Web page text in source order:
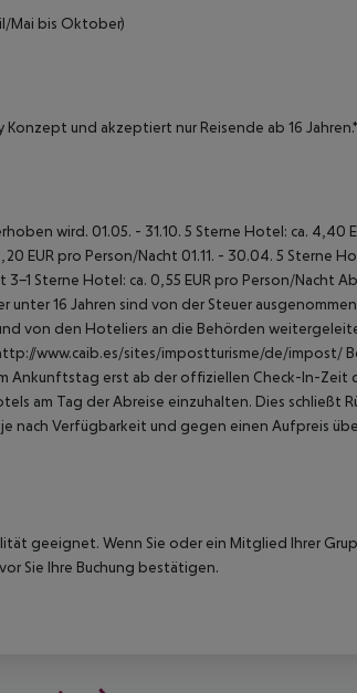
Mai bis Oktober)
und akzeptiert nur Reisende ab 16
wird. 01.05. - 31.10. 5 Sterne Hotel: ca. 4,40
EUR pro Person/Nacht 01.11. - 30.04. 5 Sterne
1 Sterne Hotel: ca. 0,55 EUR pro Person/Nacht
16 Jahren sind von der Steuer
von den Hoteliers an die Behörden
www.caib.es/sites/impostturisme/de/impost/
Ankunftstag erst ab der offiziellen Check-In-Zeit
am Tag der Abreise einzuhalten. Dies schließt
Verfügbarkeit und gegen einen Aufpreis
geeignet. Wenn Sie oder ein Mitglied Ihrer
Sie Ihre Buchung bestätigen.